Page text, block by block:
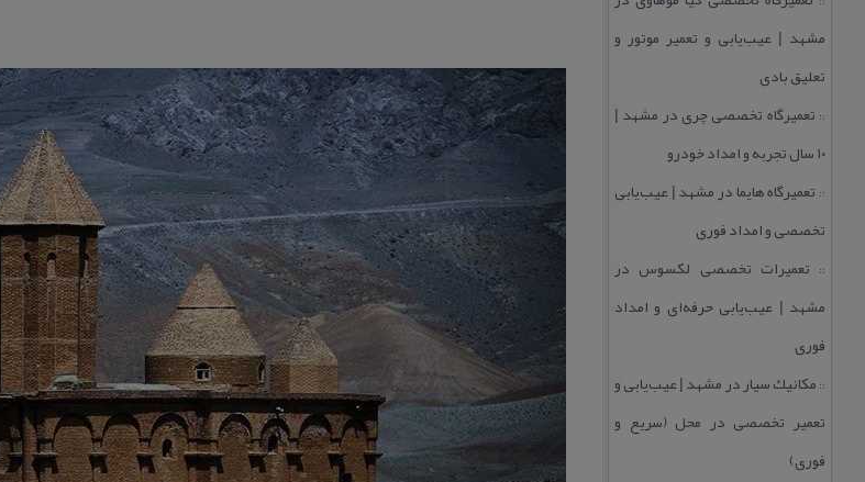
مشهد | عیب‌یابی و تعمیر موتور و
تعلیق بادی
:: تعمیرگاه تخصصی چری در مشهد |
۱۰ سال تجربه و امداد خودرو
:: تعمیرگاه هایما در مشهد | عیب‌یابی
تخصصی و امداد فوری
:: تعمیرات تخصصی لكسوس در
مشهد | عیب‌یابی حرفه‌ای و امداد
فوری
:: مكانیك سیار در مشهد | عیب‌یابی و
تعمیر تخصصی در محل (سریع و
فوری)